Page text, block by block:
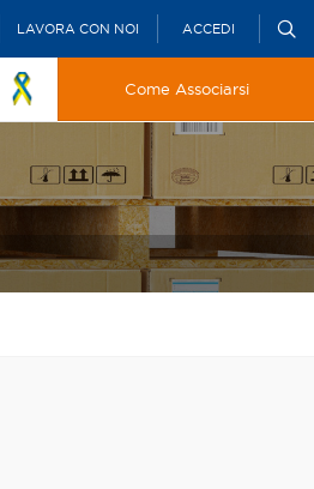
LAVORA CON NOI ACCEDI
Come Associarsi